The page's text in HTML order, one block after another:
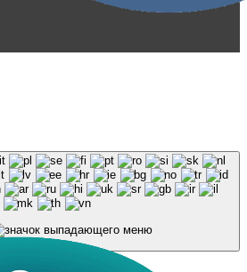
сайта galaktika64.ru